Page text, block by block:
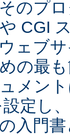
のプ
CGI
ェブ
の最
メン
定し
入門